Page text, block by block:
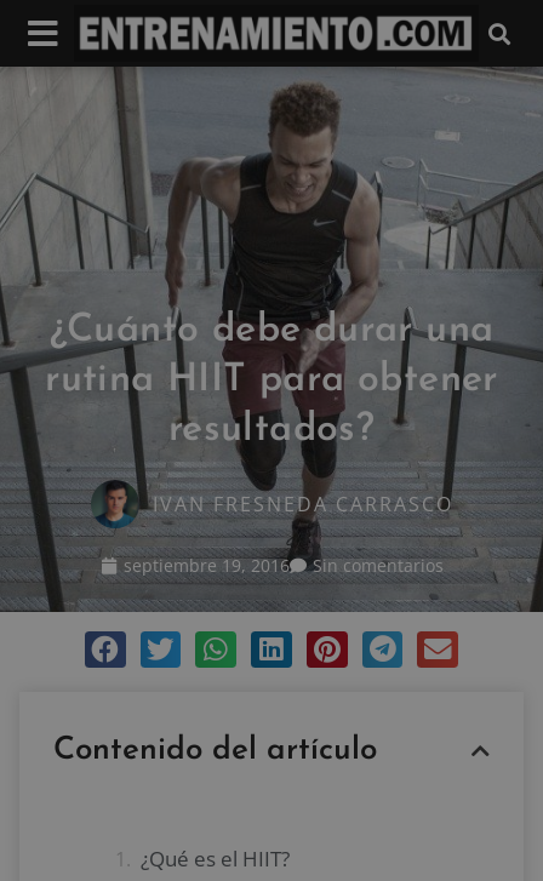
¿Cuánto debe durar una
rutina HIIT para obtener
resultados?
IVAN FRESNEDA CARRASCO
septiembre 19, 2016 Sin comentarios
Contenido del artículo
¿Qué es el HIIT?